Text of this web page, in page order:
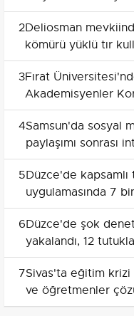
2Deliosman
kömürü yüklü tır
3Fırat
Akademisyenler
katılımla
4Samsun'da sosyal
paylaşımı sonrası
kişi evinde
5Düzce'de kapsamlı
uygulamasında 7
denetlendi
6Düzce'de şok
yakalandı, 12
7Sivas'ta eğitim
ve öğretmenler